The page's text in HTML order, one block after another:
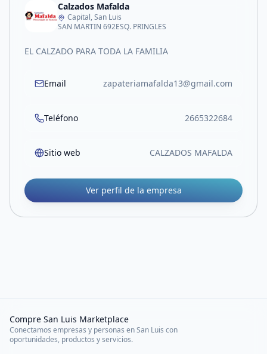
Calzados Mafalda
Capital, San Luis
SAN MARTIN 692ESQ. PRINGLES
EL CALZADO PARA TODA LA FAMILIA
Email zapateriamafalda13@gmail.com
Teléfono 2665322684
Sitio web CALZADOS MAFALDA
Ver perfil de la empresa
Compre San Luis Marketplace
Conectamos empresas y personas en San Luis con
oportunidades, productos y servicios.